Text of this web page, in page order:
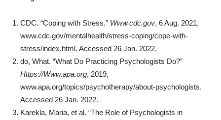
CDC. “Coping with Stress.” Www.cdc.gov, 6 Aug. 2021,
www.cdc.gov/mentalhealth/stress-coping/cope-with-
stress/index.html. Accessed 26 Jan. 2022.
do, What. “What Do Practicing Psychologists Do?”
Https://Www.apa.org, 2019,
www.apa.org/topics/psychotherapy/about-psychologists.
Accessed 26 Jan. 2022.
Karekla, Maria, et al. “The Role of Psychologists in